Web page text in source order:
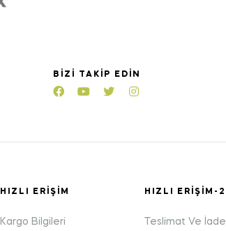
BIZI TAKIP EDIN
HIZLI ERIŞIM
Kargo Bilgileri
HIZLI ERIŞIM-2
Teslimat Ve İade